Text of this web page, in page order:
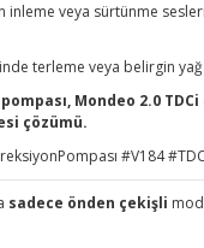
inleme veya sürtünme
terleme veya belirgin yağ
Mondeo 2.0
çözümü.
#V184
sadece önden çekişli